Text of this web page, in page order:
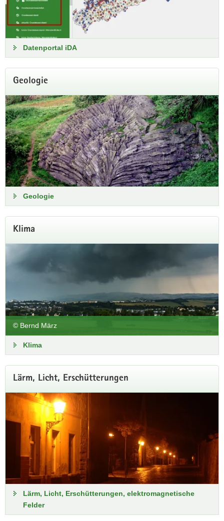
Luftmessnetz
An 26 Luftmessstationen in Sachsen erfolgt eine
kontinuierliche Bestimmung von Luftschadstoffen.
Aktuelle Messwerte
Datenportal iDA
Geologie
Geologie
Klima
© Bernd März
Klima
Lärm, Licht, Erschütterungen
Lärm, Licht, Erschütterungen, elektromagnetische
Felder